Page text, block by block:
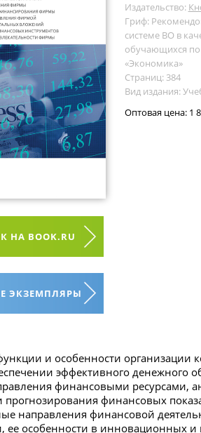
НА BOOK.RU
ЭКЗЕМПЛЯРЫ
Издательство:
Гриф:
системе ВО в
обучающихся
«Экономика»
Страниц: 384
Вид издания:
Оптовая цена: 1
и особенности организации
эффективного денежного
финансовыми ресурсами,
прогнозирования финансовых
направления финансовой
ее особенности в инновационных и